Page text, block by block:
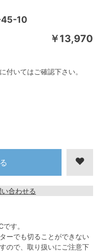
45-10
￥13,970
合わせる
付いてはご確認下さい。
す。
ーでも切ることができない
ので、取り扱いにご注意下